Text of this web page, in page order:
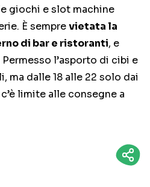
giochi e slot machine
È semprevietata la
di bar e ristoranti, e
l’asporto di cibi e
ma dalle 18 alle 22 solo dai
limite alle consegne a